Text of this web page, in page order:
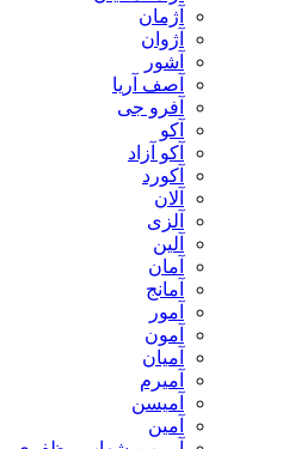
آژمان
آژوان
آشور
آصف آریا
آفرو جی
آکو
آکو آزاد
آکورد
آلان
آلزی
آلین
آمان
آمانج
آمور
آمون
آمیان
آمیرم
آمیسن
آمین